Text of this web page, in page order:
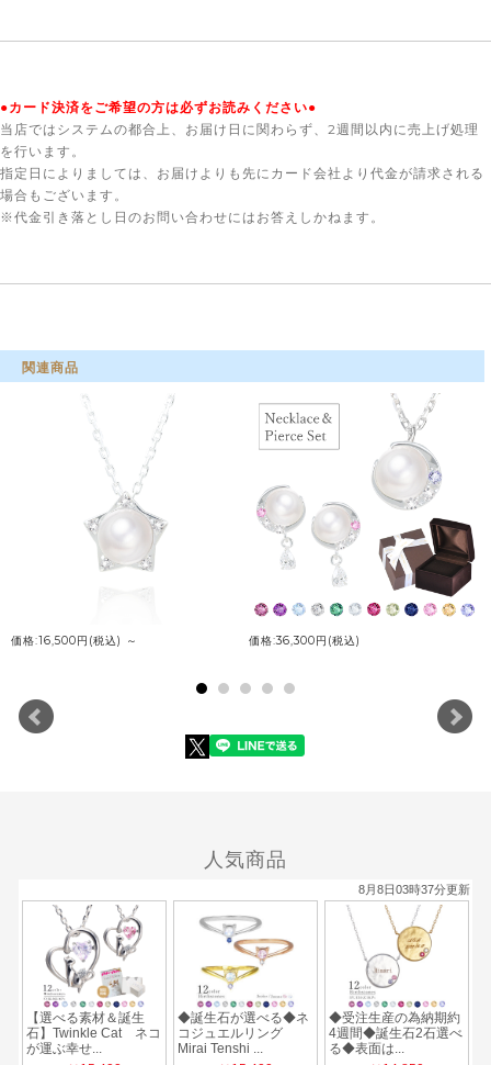
●カード決済をご希望の方は必ずお読みください●
当店ではシステムの都合上、お届け日に関わらず、2週間以内に売上げ処理
を行います。
指定日によりましては、お届けよりも先にカード会社より代金が請求される
場合もございます。
※代金引き落とし日のお問い合わせにはお答えしかねます。
関連商品
価格:16,500円(税込) ～ 価格:36,300円(税込)
人気商品